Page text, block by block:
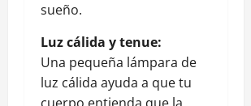
sueño.
Luz cálida y tenue:
Una pequeña lámpara de
luz cálida ayuda a que tu